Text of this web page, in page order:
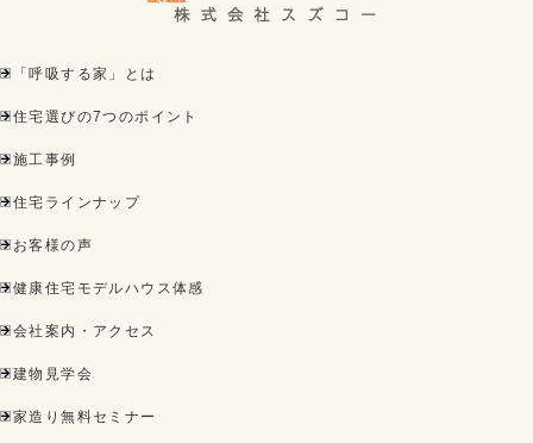
「呼吸する家」とは
住宅選びの7つのポイント
施工事例
住宅ラインナップ
お客様の声
健康住宅モデルハウス体感
会社案内・アクセス
建物見学会
家造り無料セミナー